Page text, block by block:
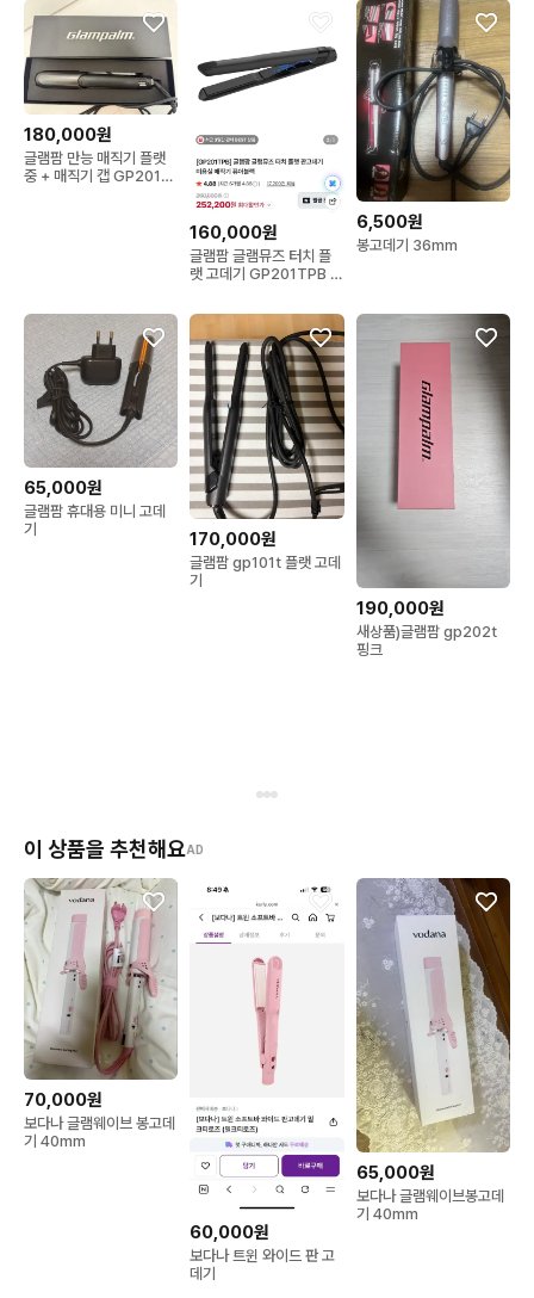
180,000원
글램팜 만능 매직기 플랫
중 + 매직기 캡 GP201-
160,000원
글램팜 글램뮤즈 터치 플
랫 고데기 GP201TPB 퓨
6,500원
봉고데기 36mm
65,000원
글램팜 휴대용 미니 고데
기
170,000원
글램팜 gp101t 플랫 고데
기
190,000원
새상품)글램팜 gp202t
핑크
이 상품을 추천해요AD
70,000원
보다나 글램웨이브 봉고데
기 40mm
60,000원
보다나 트윈 와이드 판 고
데기
65,000원
보다나 글램웨이브봉고데
기 40mm